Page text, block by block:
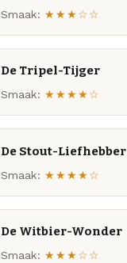
Smaak: ★★★☆☆
De Tripel-Tijger
Smaak: ★★★★☆
De Stout-Liefhebber
Smaak: ★★★★☆
De Witbier-Wonder
Smaak: ★★★☆☆